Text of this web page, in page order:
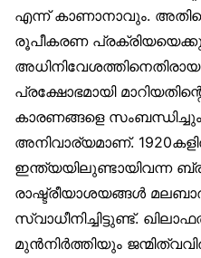
എന്ന് കാണാനാവും.
രൂപീകരണ
പ്രക്ഷോഭമായി
കാരണങ്ങളെ
അനിവാര്യമാണ്.
ഇന്ത്യയിലുണ്ടായിവന്ന
രാഷ്ട്രീയാശയങ്ങൾ
സ്വാധീനിച്ചിട്ടുണ്ട്.
മുൻനിർത്തിയും